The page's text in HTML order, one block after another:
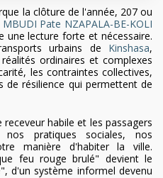
la clôture de l'année, 207 ou
Pate NZAPALA-BE-KOLI
une lecture forte et nécessaire.
urbains de Kinshasa,
ordinaires et complexes
les contraintes collectives,
de résilience qui permettent de
habile et les passagers
pratiques sociales, nos
manière d'habiter la ville.
feu rouge brulé" devient le
d'un système informel devenu